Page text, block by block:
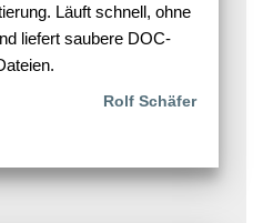
Läuft schnell, ohne
liefert saubere DOC-
Rolf Schäfer